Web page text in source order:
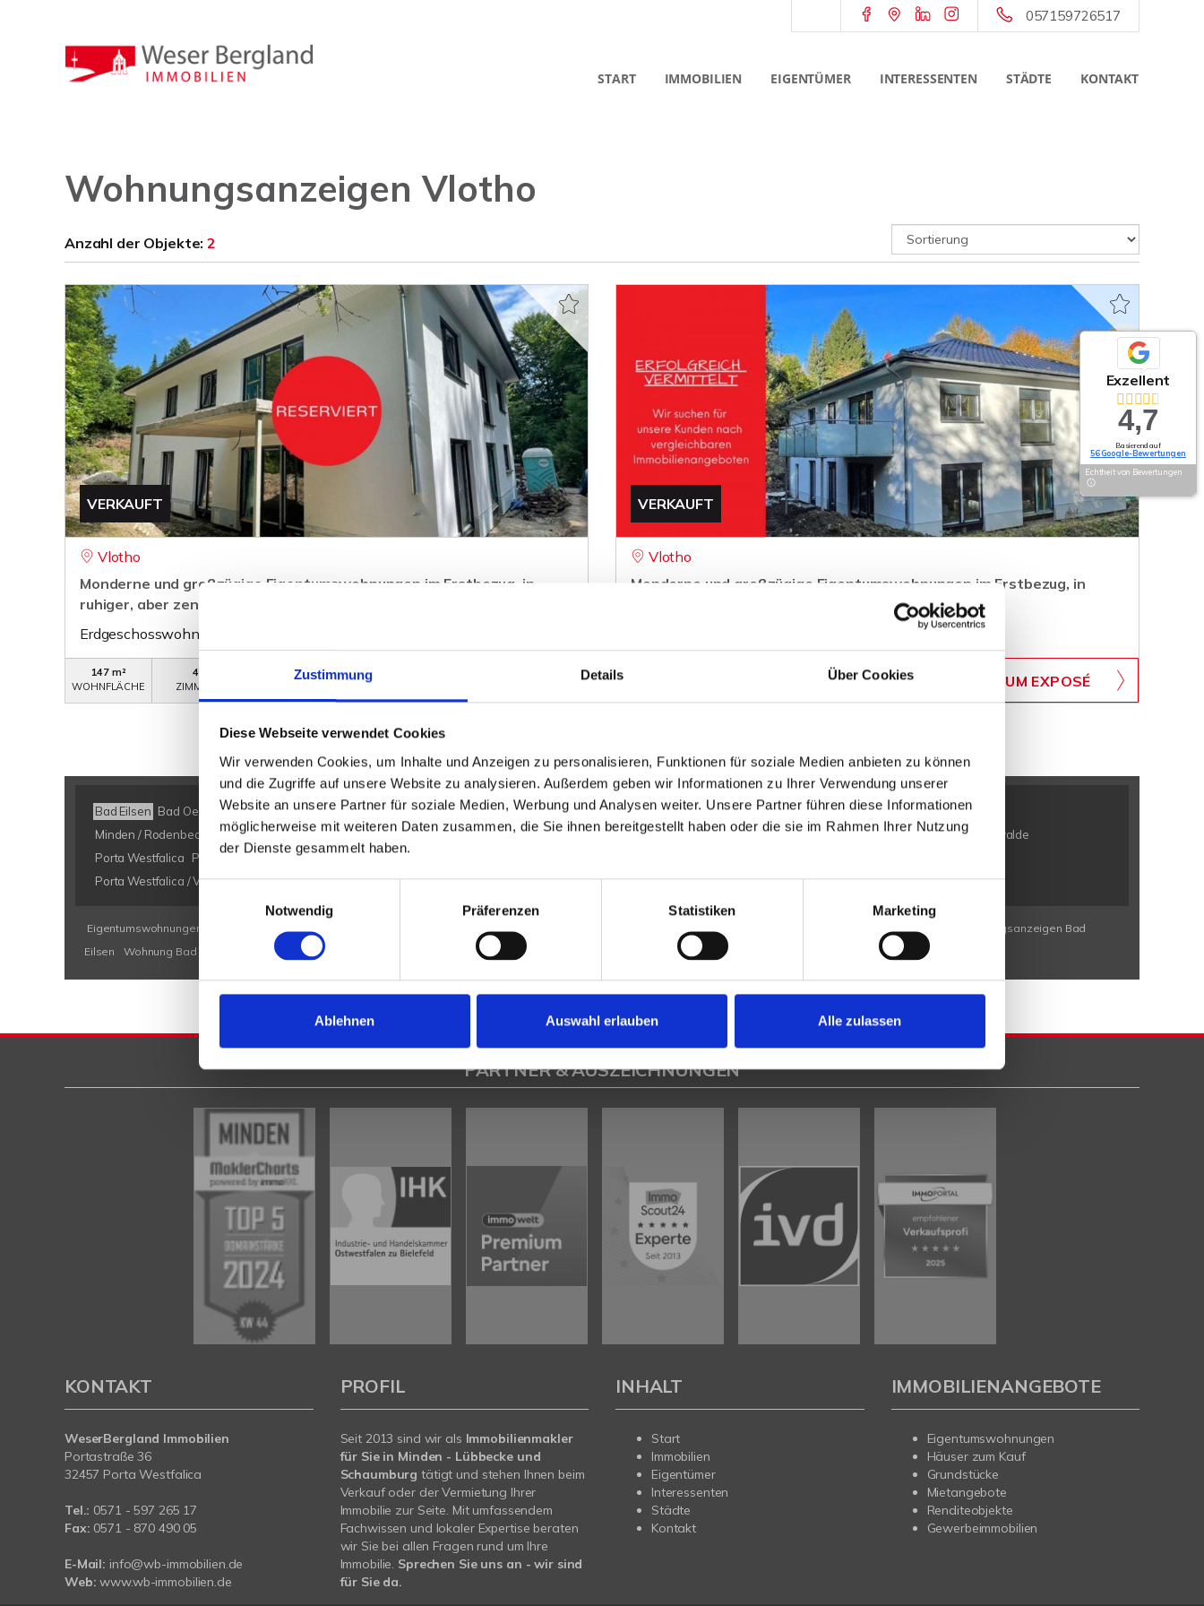
Zustimmung Details Über Cookies
Diese Webseite verwendet Cookies
Wir verwenden Cookies, um Inhalte und Anzeigen zu personalisieren, Funktionen für soziale Medien anbieten zu können
und die Zugriffe auf unsere Website zu analysieren. Außerdem geben wir Informationen zu Ihrer Verwendung unserer
Website an unsere Partner für soziale Medien, Werbung und Analysen weiter. Unsere Partner führen diese Informationen
möglicherweise mit weiteren Daten zusammen, die Sie ihnen bereitgestellt haben oder die sie im Rahmen Ihrer Nutzung
der Dienste gesammelt haben.
Notwendig
Präferenzen Statistiken Marketing
Ablehnen Auswahl erlauben Alle zulassen
057159726517
START IMMOBILIEN EIGENTÜMER INTERESSENTEN STÄDTE KONTAKT
Wohnungsanzeigen Vlotho
Anzahl der Objekte:2
VERKAUFT
Vlotho
Monderne und großzügige Eigentumswohnungen im Erstbezug, in
ruhiger, aber zentraler Lage!
Erdgeschosswohnung
147 m²
WOHNFLÄCHE
4
ZIMMER
WB-243-EG
VERKAUFT
Vlotho
Monderne und großzügige Eigentumswohnungen im Erstbezug, in
WB-243-OG
ZUM EXPOSÉ
Bad Eilsen Bad Oeynhausen Bad Salzuflen Bückeburg Heeßen Herford Hespe Hille Kalletal Lübbecke Löhne Minden Minden / Bölhorst Minden / Kutenhausen
Minden / Rodenbeck
Minden Kutenhausen Obernkirchen Petershagen Petershagen / Bierde Petershagen / Döhren Petershagen / Eldagsen
Petershagen / Friedewalde
Porta Westfalica
Porta Westfalica / Barkhausen Porta Westfalica / Eisbergen
Porta Westfalica / Veltheim Porta Westfalica / Vennebeck Rahden Rinteln Vlotho
Eigentumswohnungen Bad Eilsen Eigentumswohnung Bad Eilsen Immo Bad Eilsen Wohnung suche Bad Eilsen Wohnungssuche Bad Eilsen
Wohnungsanzeigen Bad
Eilsen
Wohnung Bad Eilsen kaufen Bad Eilsen Immobilien Bad Eilsen Immobilienkauf Bad Eilsen
Exzellent
4,7
Basierend auf
56 Google-Bewertungen
Echtheit von Bewertungen
PARTNER & AUSZEICHNUNGEN
KONTAKT
WeserBergland Immobilien
Portastraße 36
32457 Porta Westfalica
Tel.: 0571 - 597 265 17
Fax: 0571 - 870 490 05
E-Mail: info@wb-immobilien.de
Web: www.wb-immobilien.de
PROFIL
Seit 2013 sind wir als Immobilienmakler
für Sie in Minden - Lübbecke und
Schaumburgtätigt und stehen Ihnen beim
Verkauf oder der Vermietung Ihrer
Immobilie zur Seite. Mit umfassendem
Fachwissen und lokaler Expertise beraten
wir Sie bei allen Fragen rund um Ihre
Immobilie. Sprechen Sie uns an - wir sind
für Sie da.
INHALT
Start
Immobilien
Eigentümer
Interessenten
Städte
Kontakt
IMMOBILIENANGEBOTE
Eigentumswohnungen
Häuser zum Kauf
Grundstücke
Mietangebote
Renditeobjekte
Gewerbeimmobilien